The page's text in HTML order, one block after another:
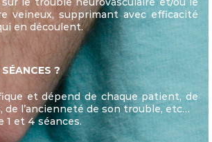
veineux, supprimant avec efficacité
en découlent.
?
et dépend de chaque patient, de
de l’ancienneté de son trouble, etc…
1 et 4 séances.